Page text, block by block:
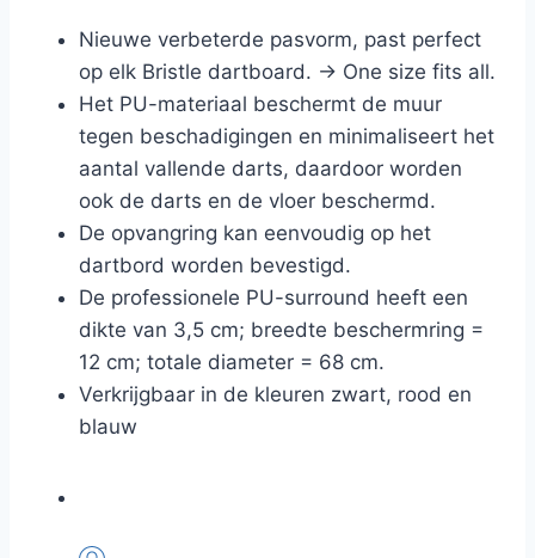
Nieuwe verbeterde pasvorm, past perfect
op elk Bristle dartboard. -> One size fits all.
Het PU-materiaal beschermt de muur
tegen beschadigingen en minimaliseert het
aantal vallende darts, daardoor worden
ook de darts en de vloer beschermd.
De opvangring kan eenvoudig op het
dartbord worden bevestigd.
De professionele PU-surround heeft een
dikte van 3,5 cm; breedte beschermring =
12 cm; totale diameter = 68 cm.
Verkrijgbaar in de kleuren zwart, rood en
blauw